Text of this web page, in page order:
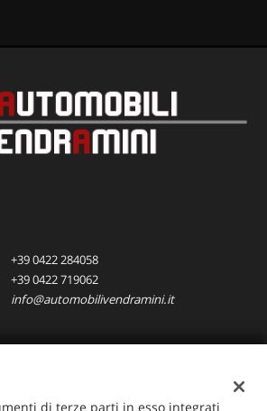
+39 0422 284058
+39 0422 719062
info@automobilivendramini.it
srl
di terze parti in esso integrati